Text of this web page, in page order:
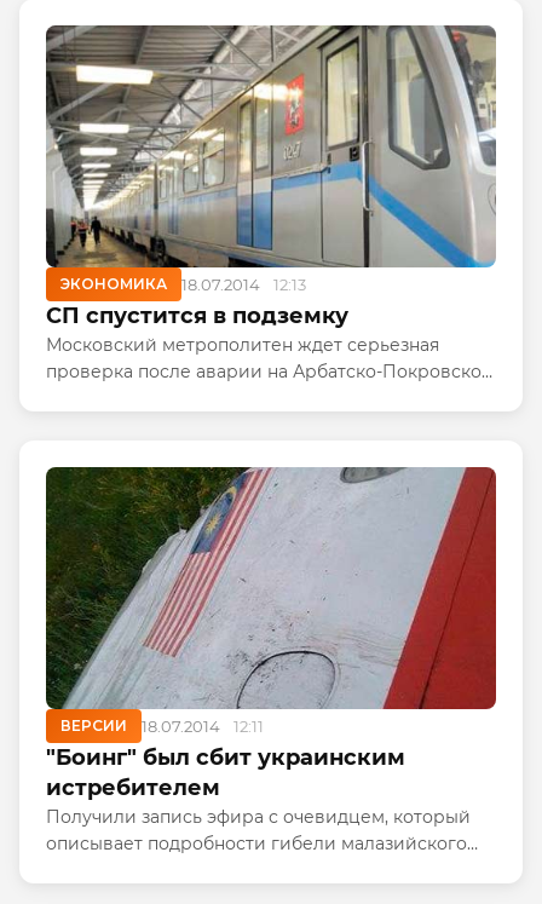
ЭКОНОМИКА 18.07.2014 12:13
СП спустится в подземку
Московский метрополитен ждет серьезная
проверка после аварии на Арбатско-Покровской
ВЕРСИИ 18.07.2014 12:11
"Боинг" был сбит украинским
истребителем
Получили запись эфира с очевидцем, который
описывает подробности гибели малазийского